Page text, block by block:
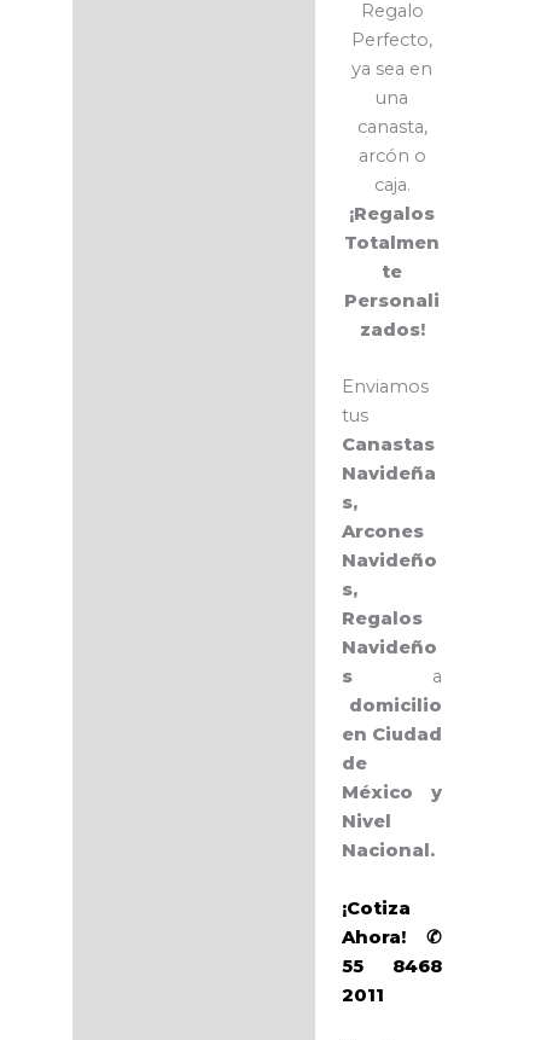
Regalo
Perfecto,
ya sea en
una
canasta,
arcón o
caja.
¡Regalos
Totalmen
te
Personali
zados!
Enviamos
tus
Canastas
Navideña
s,
Arcones
Navideño
s,
Regalos
Navideño
s a
domicilio
en Ciudad
de
México y
Nivel
Nacional.
¡Cotiza
Ahora! ✆
55 8468
2011